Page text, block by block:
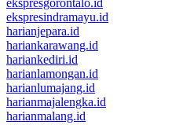
ekspresgorontalo.id
ekspresindramayu.id
harianjepara.id
hariankarawang.id
hariankediri.id
harianlamongan.id
harianlumajang.id
harianmajalengka.id
harianmalang.id